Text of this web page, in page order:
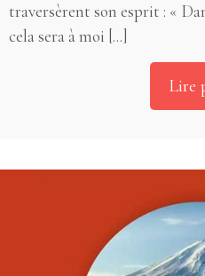
traversèrent son esprit : «
cela sera à moi [...]
Lire